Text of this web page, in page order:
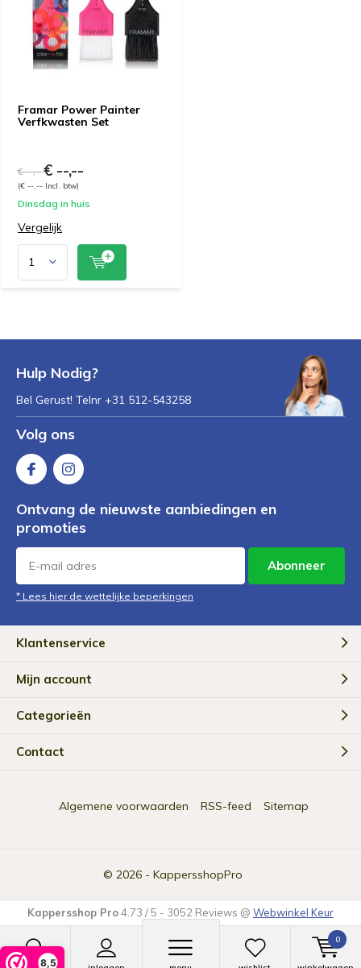
8,5
0
Framar Power Painter
Verfkwasten Set
€ --,--€ --,--
(€ --,-- Incl. btw)
Dinsdag in huis
Vergelijk
Hulp Nodig?
Bel Gerust! Telnr +31 512-543258
Volg ons
Ontvang de nieuwste aanbiedingen en
promoties
Abonneer
* Lees hier de wettelijke beperkingen
Klantenservice
Mijn account
Categorieën
Contact
© 2026 - KappersshopPro
Algemene voorwaarden RSS-feed Sitemap
Kappersshop Pro4.73 /5 - 3052 Reviews @ Webwinkel Keur